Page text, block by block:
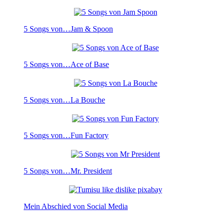
5 Songs von…Jam & Spoon
5 Songs von…Ace of Base
5 Songs von…La Bouche
5 Songs von…Fun Factory
5 Songs von…Mr. President
Mein Abschied von Social Media